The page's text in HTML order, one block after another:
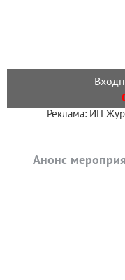
Реклама: ИП
Анонс